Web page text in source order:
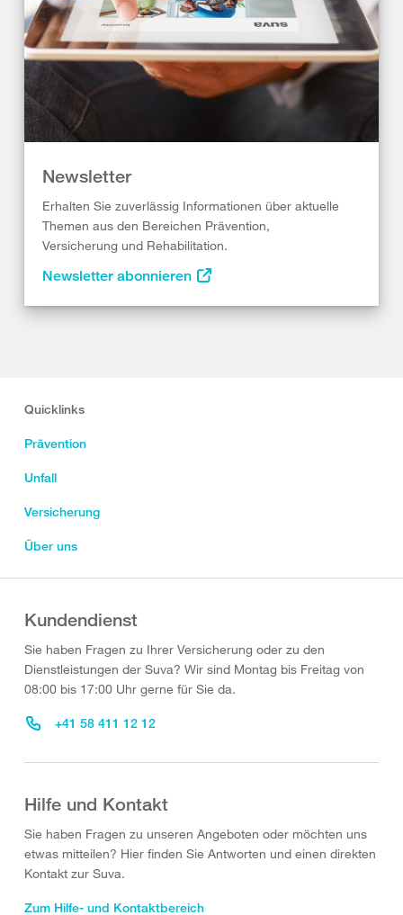
Newsletter
Erhalten Sie zuverlässig Informationen über aktuelle
Themen aus den Bereichen Prävention,
Versicherung und Rehabilitation.
Newsletter abonnieren
Quicklinks
Prävention
Unfall
Versicherung
Über uns
Kundendienst
Sie haben Fragen zu Ihrer Versicherung oder zu den
Dienstleistungen der Suva? Wir sind Montag bis Freitag von
08:00 bis 17:00 Uhr gerne für Sie da.
+41 58 411 12 12
Hilfe und Kontakt
Sie haben Fragen zu unseren Angeboten oder möchten uns
etwas mitteilen? Hier finden Sie Antworten und einen direkten
Kontakt zur Suva.
Zum Hilfe- und Kontaktbereich